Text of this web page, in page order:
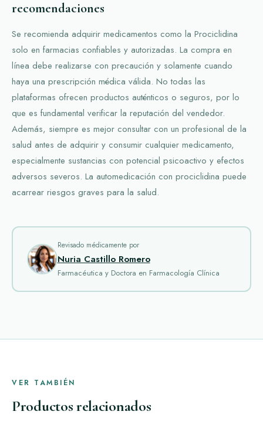
recomendaciones
Se recomienda adquirir medicamentos como la Prociclidina
solo en farmacias confiables y autorizadas. La compra en
línea debe realizarse con precaución y solamente cuando
haya una prescripción médica válida. No todas las
plataformas ofrecen productos auténticos o seguros, por lo
que es fundamental verificar la reputación del vendedor.
Además, siempre es mejor consultar con un profesional de la
salud antes de adquirir y consumir cualquier medicamento,
especialmente sustancias con potencial psicoactivo y efectos
adversos severos. La automedicación con prociclidina puede
acarrear riesgos graves para la salud.
Revisado médicamente por
Nuria Castillo Romero
Farmacéutica y Doctora en Farmacología Clínica
VER TAMBIÉN
Productos relacionados